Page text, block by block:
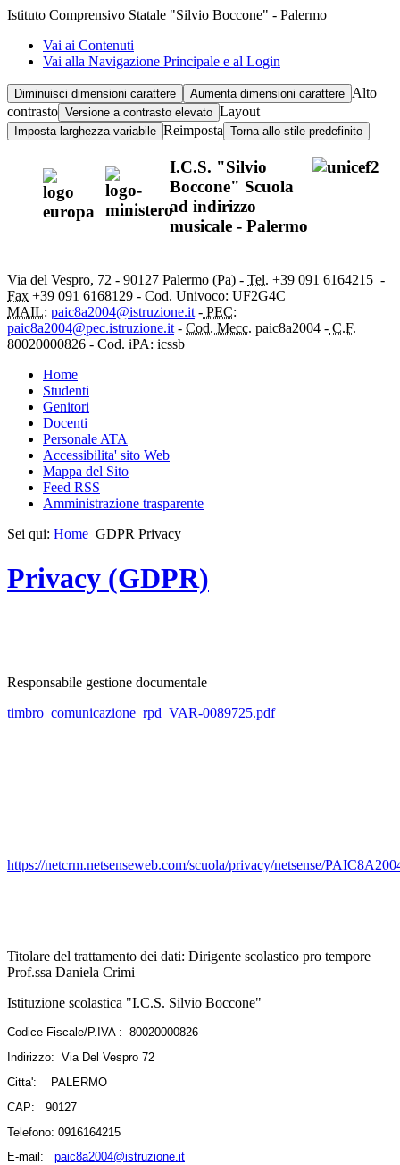
Istituto Comprensivo Statale "Silvio Boccone" - Palermo
Vai ai Contenuti
Vai alla Navigazione Principale e al Login
Diminuisci dimensioni carattere Aumenta dimensioni carattere Alto
contrasto Versione a contrasto elevato Layout
Imposta larghezza variabile Reimposta Torna allo stile predefinito
I.C.S. "Silvio
Boccone" Scuola
ad indirizzo
musicale - Palermo
Via del Vespro, 72 - 90127 Palermo (Pa) - Tel. +39 091 6164215 -
Fax +39 091 6168129 - Cod. Univoco: UF2G4C
MAIL: paic8a2004@istruzione.it- PEC:
paic8a2004@pec.istruzione.it- Cod. Mecc. paic8a2004 - C.F.
80020000826 - Cod. iPA: icssb
Home
Studenti
Genitori
Docenti
Personale ATA
Accessibilita' sito Web
Mappa del Sito
Feed RSS
Amministrazione trasparente
Sei qui: Home GDPR Privacy
Privacy (GDPR)
Responsabile gestione documentale
timbro_comunicazione_rpd_VAR-0089725.pdf
https://netcrm.netsenseweb.com/scuola/privacy/netsense/
Titolare del trattamento dei dati: Dirigente scolastico pro tempore
Prof.ssa Daniela Crimi
Istituzione scolastica "I.C.S. Silvio Boccone"
Codice Fiscale/P.IVA : 80020000826
Indirizzo: Via Del Vespro 72
Citta': PALERMO
CAP: 90127
Telefono: 0916164215
E-mail: paic8a2004@istruzione.it